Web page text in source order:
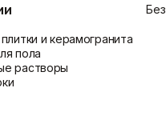
Наливные полы
Стяжки для пола
и керамогранита
пола
растворы